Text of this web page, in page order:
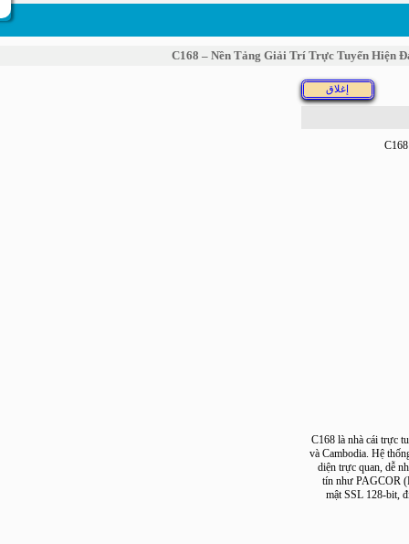
C168 – Nền Tảng Giải Trí Trực Tuyến
C168 là nhà cái
và Cambodia. Hệ
diện trực quan,
tín như
mật SSL 128-